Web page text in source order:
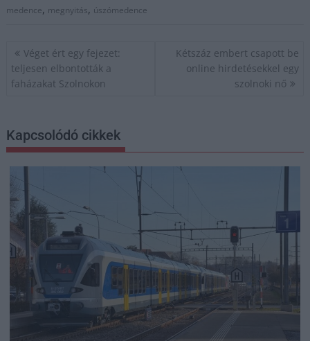
medence, megnyitás, úszómedence
Bejegyzés
navigáció
Véget ért egy fejezet:
teljesen elbontották a
faházakat Szolnokon
Kétszáz embert csapott be
online hirdetésekkel egy
szolnoki nő
Kapcsolódó cikkek